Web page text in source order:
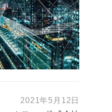
2021年5月12日